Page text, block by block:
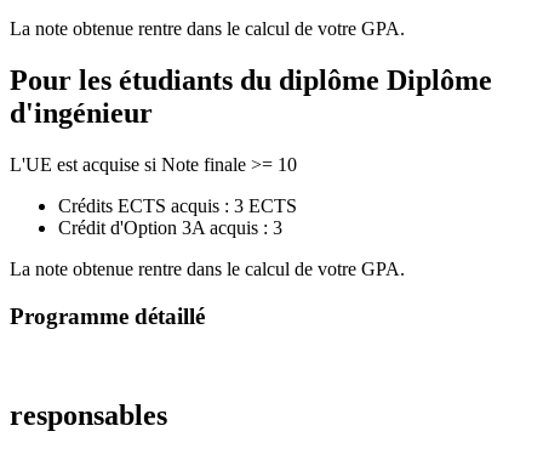
La note obtenue rentre dans le calcul de votre GPA.
Pour les étudiants du diplôme Diplôme
d'ingénieur
L'UE est acquise si Note finale >= 10
Crédits ECTS acquis : 3 ECTS
Crédit d'Option 3A acquis : 3
La note obtenue rentre dans le calcul de votre GPA.
Programme détaillé
responsables